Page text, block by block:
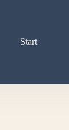
Start